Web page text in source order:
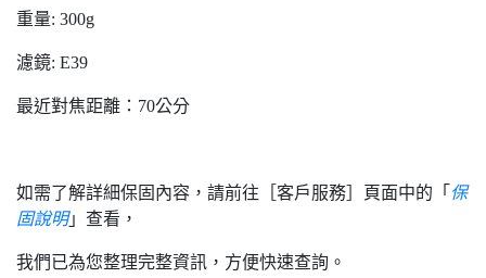
重量: 300g
濾鏡: E39
最近對焦距離：70公分
如需了解詳細保固內容，請前往［客戶服務］頁面中的「 保
固說明」查看，
我們已為您整理完整資訊，方便快速查詢。